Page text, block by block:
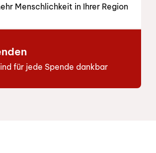
Menschlichkeit in Ihrer Region
für jede Spende dankbar